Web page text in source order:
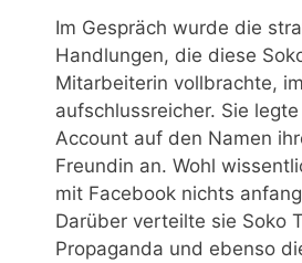
Im Gespräch wurde die
Handlungen, die diese
Mitarbeiterin vollbrachte,
aufschlussreicher. Sie
Account auf den Namen
Freundin an. Wohl
mit Facebook nichts
Darüber verteilte sie Soko
Propaganda und ebenso